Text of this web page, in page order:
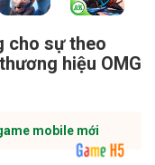
cho sự theo
hiệu OMG
mobile mới